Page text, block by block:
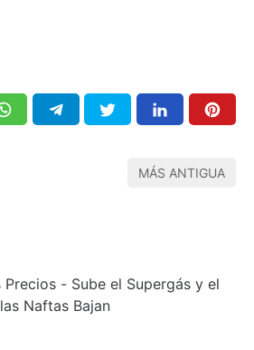
MÁS ANTIGUA
Precios - Sube el Supergás y el
Naftas Bajan